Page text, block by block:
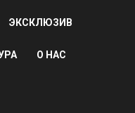
ЭКСКЛЮЗИВ
О НАС